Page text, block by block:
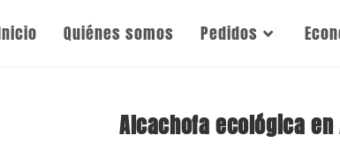
Quiénes somos Pedidos
Alcachofa ecológica en